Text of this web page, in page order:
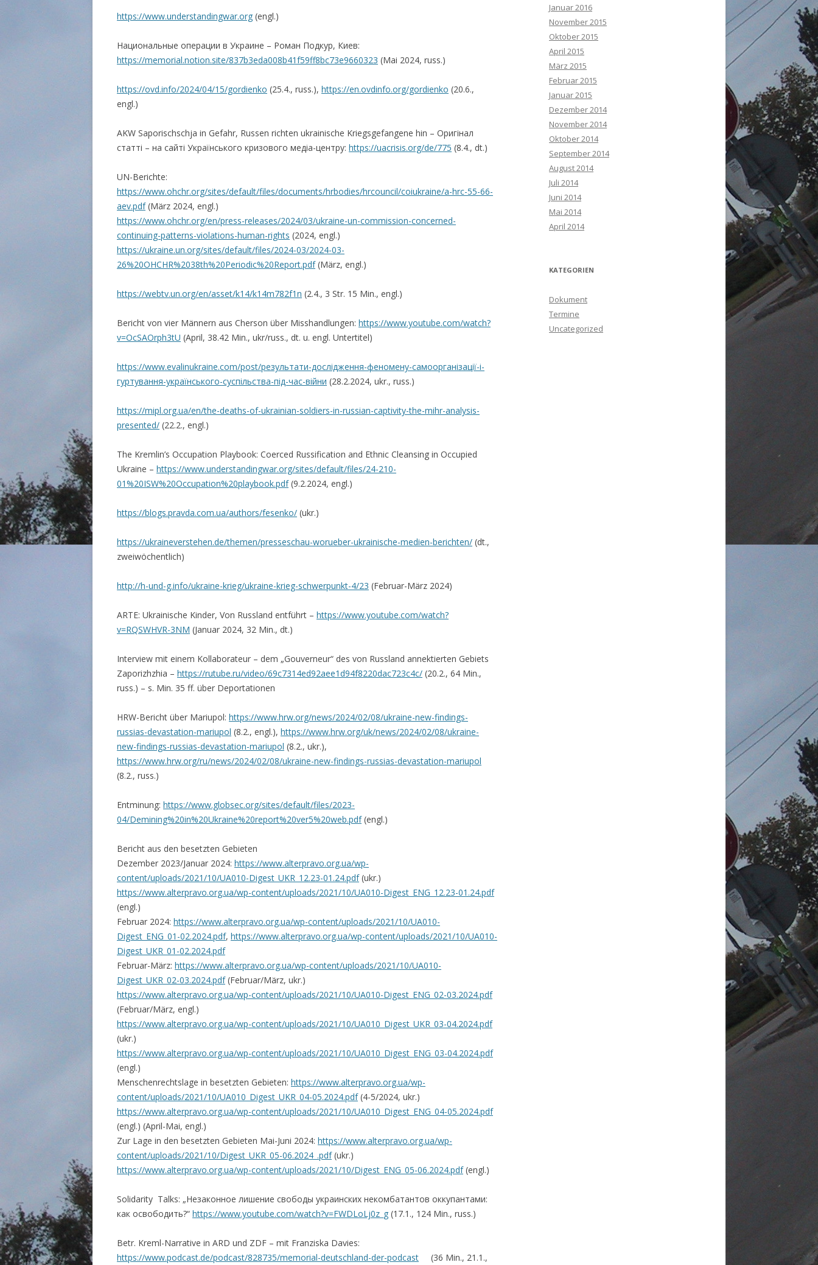
https://www.understandingwar.org (engl.)
Национальные операции в Украине – Роман Подкур, Киев:
https://memorial.notion.site/837b3eda008b41f59ff8bc73e9660323 (Mai 2024, russ.)
https://ovd.info/2024/04/15/gordienko (25.4., russ.), https://en.ovdinfo.org/gordienko (20.6.,
engl.)
AKW Saporischschja in Gefahr, Russen richten ukrainische Kriegsgefangene hin – Оригінал
статті – на сайті Українського кризового медіа-центру: https://uacrisis.org/de/775 (8.4., dt.)
UN-Berichte:
https://www.ohchr.org/sites/default/files/documents/hrbodies/hrcouncil/coiukraine/a-hrc-55-66-
aev.pdf(März 2024, engl.)
https://www.ohchr.org/en/press-releases/2024/03/ukraine-un-commission-concerned-
continuing-patterns-violations-human-rights (2024, engl.)
https://ukraine.un.org/sites/default/files/2024-03/2024-03-
26%20OHCHR%2038th%20Periodic%20Report.pdf(März, engl.)
https://webtv.un.org/en/asset/k14/k14m782f1n (2.4., 3 Str. 15 Min., engl.)
Bericht von vier Männern aus Cherson über Misshandlungen: https://www.youtube.com/watch?
v=OcSAOrph3tU (April, 38.42 Min., ukr/russ., dt. u. engl. Untertitel)
https://www.evalinukraine.com/post/результати-дослідження-феномену-самоорганізації-і-
гуртування-українського-суспільства-під-час-війни (28.2.2024, ukr., russ.)
https://mipl.org.ua/en/the-deaths-of-ukrainian-soldiers-in-russian-captivity-the-mihr-analysis-
presented/ (22.2., engl.)
The Kremlin’s Occupation Playbook: Coerced Russification and Ethnic Cleansing in Occupied
Ukraine – https://www.understandingwar.org/sites/default/files/24-210-
01%20ISW%20Occupation%20playbook.pdf(9.2.2024, engl.)
https://blogs.pravda.com.ua/authors/fesenko/ (ukr.)
https://ukraineverstehen.de/themen/presseschau-worueber-ukrainische-medien-berichten/ (dt.,
zweiwöchentlich)
http://h-und-g.info/ukraine-krieg/ukraine-krieg-schwerpunkt-4/23 (Februar-März 2024)
ARTE: Ukrainische Kinder, Von Russland entführt – https://www.youtube.com/watch?
v=RQSWHVR-3NM (Januar 2024, 32 Min., dt.)
Interview mit einem Kollaborateur – dem „Gouverneur“ des von Russland annektierten Gebiets
Zaporizhzhia – https://rutube.ru/video/69c7314ed92aee1d94f8220dac723c4c/ (20.2., 64 Min.,
russ.) – s. Min. 35 ff. über Deportationen
HRW-Bericht über Mariupol: https://www.hrw.org/news/2024/02/08/ukraine-new-findings-
russias-devastation-mariupol (8.2., engl.), https://www.hrw.org/uk/news/2024/02/08/ukraine-
new-findings-russias-devastation-mariupol (8.2., ukr.),
https://www.hrw.org/ru/news/2024/02/08/ukraine-new-findings-russias-devastation-mariupol
(8.2., russ.)
Entminung: https://www.globsec.org/sites/default/files/2023-
04/Demining%20in%20Ukraine%20report%20ver5%20web.pdf(engl.)
Bericht aus den besetzten Gebieten
Dezember 2023/Januar 2024: https://www.alterpravo.org.ua/wp-
content/uploads/2021/10/UA010-Digest_UKR_12.23-01.24.pdf(ukr.)
https://www.alterpravo.org.ua/wp-content/uploads/2021/10/UA010-Digest_ENG_12.23-01.24.pdf
(engl.)
Februar 2024: https://www.alterpravo.org.ua/wp-content/uploads/2021/10/UA010-
Digest_ENG_01-02.2024.pdf, https://www.alterpravo.org.ua/wp-content/uploads/2021/10/UA010-
Digest_UKR_01-02.2024.pdf
Februar-März: https://www.alterpravo.org.ua/wp-content/uploads/2021/10/UA010-
Digest_UKR_02-03.2024.pdf(Februar/März, ukr.)
https://www.alterpravo.org.ua/wp-content/uploads/2021/10/UA010-Digest_ENG_02-03.2024.pdf
(Februar/März, engl.)
https://www.alterpravo.org.ua/wp-content/uploads/2021/10/UA010_Digest_UKR_03-04.2024.pdf
(ukr.)
https://www.alterpravo.org.ua/wp-content/uploads/2021/10/UA010_Digest_ENG_03-04.2024.pdf
(engl.)
Menschenrechtslage in besetzten Gebieten: https://www.alterpravo.org.ua/wp-
content/uploads/2021/10/UA010_Digest_UKR_04-05.2024.pdf(4-5/2024, ukr.)
https://www.alterpravo.org.ua/wp-content/uploads/2021/10/UA010_Digest_ENG_04-05.2024.pdf
(engl.) (April-Mai, engl.)
Zur Lage in den besetzten Gebieten Mai-Juni 2024: https://www.alterpravo.org.ua/wp-
content/uploads/2021/10/Digest_UKR_05-06.2024_.pdf(ukr.)
https://www.alterpravo.org.ua/wp-content/uploads/2021/10/Digest_ENG_05-06.2024.pdf(engl.)
Solidarity Talks: „Незаконное лишение свободы украинских некомбатантов оккупантами:
как освободить?“ https://www.youtube.com/watch?v=FWDLoLj0z_g (17.1., 124 Min., russ.)
Betr. Kreml-Narrative in ARD und ZDF – mit Franziska Davies:
https://www.podcast.de/podcast/828735/memorial-deutschland-der-podcast (36 Min., 21.1.,
Januar 2016
November 2015
Oktober 2015
April 2015
März 2015
Februar 2015
Januar 2015
Dezember 2014
November 2014
Oktober 2014
September 2014
August 2014
Juli 2014
Juni 2014
Mai 2014
April 2014
KATEGORIEN
Dokument
Termine
Uncategorized